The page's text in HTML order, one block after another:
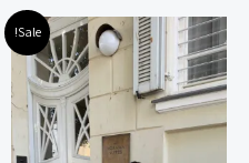
Sale!
המחיר
המקורי
היה:
279.00 ₪.
המחיר
הנוכחי
הוא:
99.00 ₪.
למוצר
זה
יש
מספר
סוגים.